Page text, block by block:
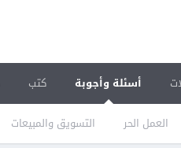
أسئلة وأجوبة
العمل الحر التسويق والمبيعات
كتب